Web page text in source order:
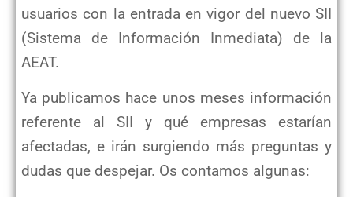
usuarios con la entrada en vigor del nuevo SII
(Sistema de Información Inmediata) de la
AEAT.
Ya publicamos hace unos meses información
referente al SII y qué empresas estarían
afectadas, e irán surgiendo más preguntas y
dudas que despejar. Os contamos algunas: